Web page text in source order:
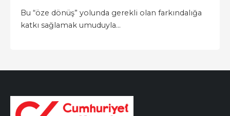
Bu “öze dönüş” yolunda gerekli olan farkındalığa
katkı sağlamak umuduyla…